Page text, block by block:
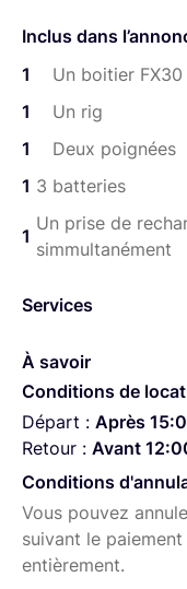
Inclus dans
1
Un boitier FX30
1
Un rig
1
Deux poignées
1 3 batteries
1
Un prise de
simmultanément
Services
À savoir
Conditions de
Départ : Après
Retour : Avant
Conditions
Vous pouvez
suivant le
entièrement.